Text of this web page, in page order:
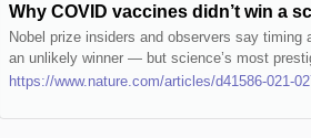
Why COVID vaccines didn’t win a
Nobel prize insiders and observers say
an unlikely winner — but science’s most
https://www.nature.com/articles/d41586-021-